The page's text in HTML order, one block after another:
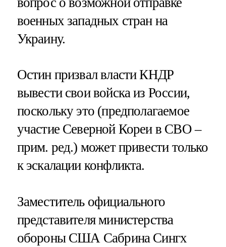
военных западных стран на
Украину.
Остин призвал власти КНДР
вывести свои войска из России,
поскольку это (предполагаемое
участие Северной Кореи в СВО –
прим. ред.) может привести только
к эскалации конфликта.
Заместитель официального
представителя министерства
обороны США Сабрина Сингх